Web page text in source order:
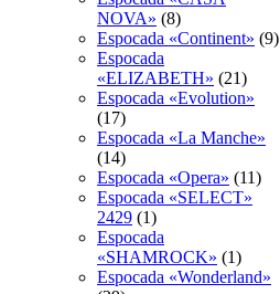
NOVA» (8)
Espocada «Continent» (9)
Espocada
«ELIZABETH» (21)
Espocada «Evolution»
(17)
Espocada «La Manche»
(14)
Espocada «Opera» (11)
Espocada «SELECT»
2429 (1)
Espocada
«SHAMROCK» (1)
Espocada «Wonderland»